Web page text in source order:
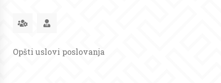
Opšti uslovi poslovanja